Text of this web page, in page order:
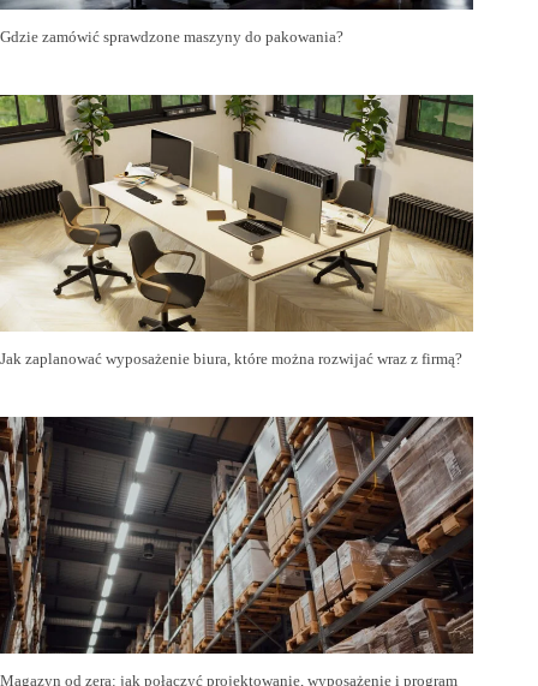
Gdzie zamówić sprawdzone maszyny do pakowania?
Jak zaplanować wyposażenie biura, które można rozwijać wraz z firmą?
Magazyn od zera: jak połączyć projektowanie, wyposażenie i program